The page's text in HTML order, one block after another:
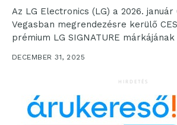
Az LG Electronics (LG) a 2026.
Vegasban megrendezésre kerülő
prémium LG SIGNATURE
DECEMBER 31, 2025
HIRDETÉS